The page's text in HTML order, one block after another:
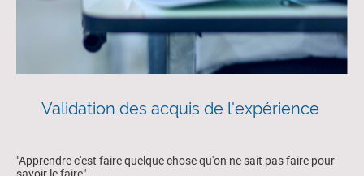
Validation des acquis de l'expérience
"Apprendre c'est faire quelque chose qu'on ne sait pas faire pour